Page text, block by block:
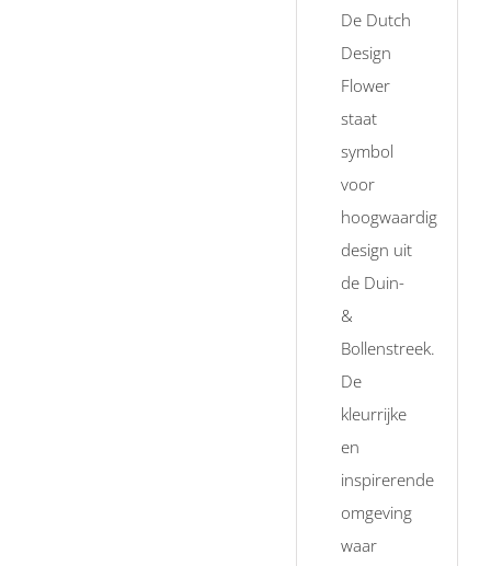
De Dutch
Design
Flower
staat
symbol
voor
hoogwaardig
design uit
de Duin-
&
Bollenstreek.
De
kleurrijke
en
inspirerende
omgeving
waar